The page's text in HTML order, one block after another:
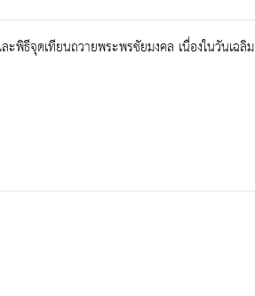
พิธีจุดเทียนถวายพระพรชัยมงคล เนื่องในวันเฉลิม